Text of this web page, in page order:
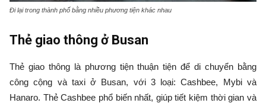
Đi lại trong thành phố bằng nhiều phương tiện khác nhau
Thẻ giao thông ở Busan
Thẻ giao thông là phương tiện thuận tiện để di chuyển bằng
công cộng và taxi ở Busan, với 3 loại: Cashbee, Mybi và
Hanaro. Thẻ Cashbee phổ biến nhất, giúp tiết kiệm thời gian và